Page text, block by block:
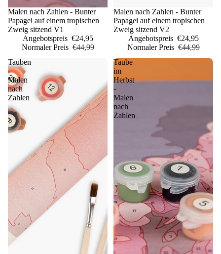
Sale
Malen nach Zahlen - Bunter
Papagei auf einem tropischen
Zweig sitzend V1
Angebotspreis €24,95
Normaler Preis €44,99
Sale
Malen nach Zahlen - Bunter
Papagei auf einem tropischen
Zweig sitzend V2
Angebotspreis €24,95
Normaler Preis €44,99
Tauben
-
Malen
nach
Zahlen
Taube
im
Herbst
-
Malen
nach
Zahlen